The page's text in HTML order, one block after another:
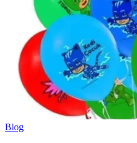
Blog